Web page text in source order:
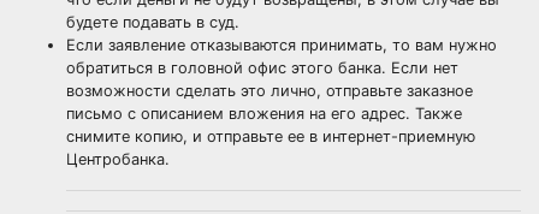
будете подавать в суд.
Если заявление отказываются принимать, то вам нужно
обратиться в головной офис этого банка. Если нет
возможности сделать это лично, отправьте заказное
письмо с описанием вложения на его адрес. Также
снимите копию, и отправьте ее в интернет-приемную
Центробанка.